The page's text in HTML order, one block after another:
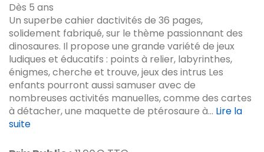
Dès 5 ans
Un superbe cahier dactivités de 36 pages,
solidement fabriqué, sur le thème passionnant des
dinosaures. Il propose une grande variété de jeux
ludiques et éducatifs : points à relier, labyrinthes,
énigmes, cherche et trouve, jeux des intrus Les
enfants pourront aussi samuser avec de
nombreuses activités manuelles, comme des cartes
à détacher, une maquette de ptérosaure à... Lire la
suite